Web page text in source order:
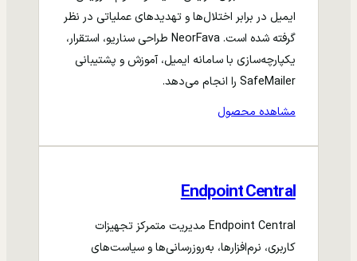
ایمیل در برابر اختلال‌ها و تهدیدهای عملیاتی در نظر
گرفته شده است. NeorFava طراحی سناریو، استقرار،
یکپارچه‌سازی با سامانه ایمیل، آموزش و پشتیبانی
SafeMailer را انجام می‌دهد.
مشاهده محصول
Endpoint Central
Endpoint Central مدیریت متمرکز تجهیزات
کاربری، نرم‌افزارها، به‌روزرسانی‌ها و سیاست‌های